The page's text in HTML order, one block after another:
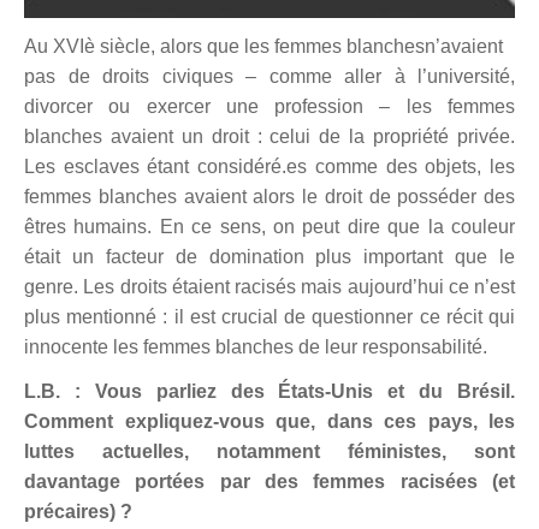
Au XVIè siècle, alors que les femmes blanchesn’avaient
pas de droits civiques – comme aller à l’université,
divorcer ou exercer une profession – les femmes
blanches avaient un droit : celui de la propriété privée.
Les esclaves étant considéré.es comme des objets, les
femmes blanches avaient alors le droit de posséder des
êtres humains. En ce sens, on peut dire que la couleur
était un facteur de domination plus important que le
genre. Les droits étaientracisés mais aujourd’hui ce n’est
plus mentionné : il est crucial de questionner ce récit qui
innocente les femmes blanches de leur responsabilité.
L.B. : Vous parliez des États-Unis et du Brésil.
Comment expliquez-vous que, dans ces pays, les
luttes actuelles, notamment féministes, sont
davantage portées par des femmes racisées (et
précaires) ?